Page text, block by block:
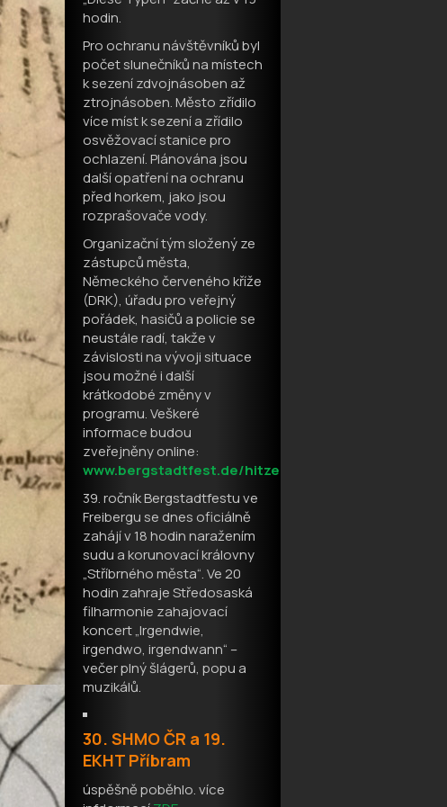
hodin.
Pro ochranu návštěvníků byl
počet slunečníků na místech
k sezení zdvojnásoben až
ztrojnásoben. Město zřídilo
více míst k sezení a zřídilo
osvěžovací stanice pro
ochlazení. Plánována jsou
další opatření na ochranu
před horkem, jako jsou
rozprašovače vody.
Organizační tým složený ze
zástupců města,
Německého červeného kříže
(DRK), úřadu pro veřejný
pořádek, hasičů a policie se
neustále radí, takže v
závislosti na vývoji situace
jsou možné i další
krátkodobé změny v
programu. Veškeré
informace budou
zveřejněny online:
www.bergstadtfest.de/hitze
39. ročník Bergstadtfestu ve
Freibergu se dnes oficiálně
zahájí v 18 hodin naražením
sudu a korunovací královny
„Stříbrného města“. Ve 20
hodin zahraje Středosaská
filharmonie zahajovací
koncert „Irgendwie,
irgendwo, irgendwann“ –
večer plný šlágerů, popu a
muzikálů.
30. SHMO ČR a 19.
EKHT Příbram
úspěšně poběhlo. více